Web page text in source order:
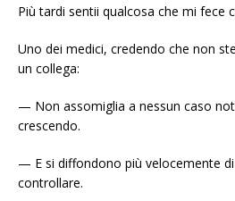
Più tardi sentii qualcosa che mi fece
Uno dei medici, credendo che non
un collega:
— Non assomiglia a nessun caso
crescendo.
— E si diffondono più velocemente
controllare.